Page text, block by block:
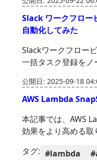
Slack ワークフロー
自動化してみた
Slackワークフロー
一括タスク登録をノ
公開日: 2025-09-18
AWS Lambda
本記事では、AWS
効果をより高める取
タグ: #lambda